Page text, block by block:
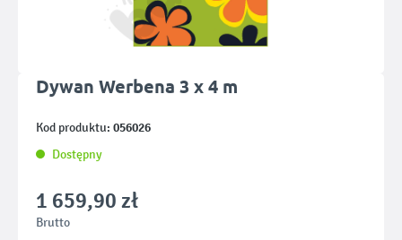
Dywan Werbena 3 x 4 m
Kod produktu: 056026
Dostępny
1 659,90 zł
Brutto